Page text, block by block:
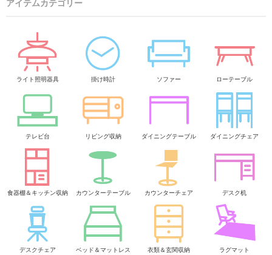
アイテムカテゴリー
ライト照明器具 掛け時計 ソファー ローテーブル
テレビ台 リビング収納 ダイニングテーブル ダイニングチェア
食器棚＆キッチン収納 カウンターテーブル カウンターチェア デスク机
デスクチェア ベッド＆マットレス 衣類＆玄関収納 ラグマット